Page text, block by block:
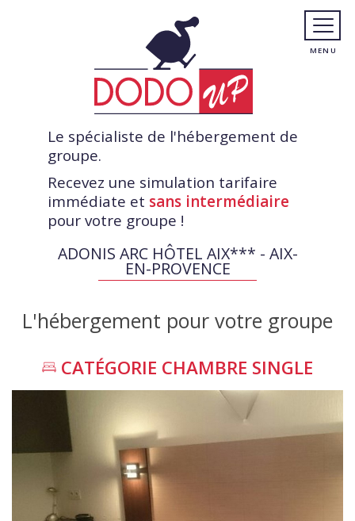
Le spécialiste de l'hébergement de
groupe.
Recevez une simulation tarifaire
immédiate et sans intermédiaire
pour votre groupe !
ADONIS ARC HÔTEL AIX*** - AIX-
EN-PROVENCE
L'hébergement pour votre groupe
CATÉGORIE CHAMBRE SINGLE